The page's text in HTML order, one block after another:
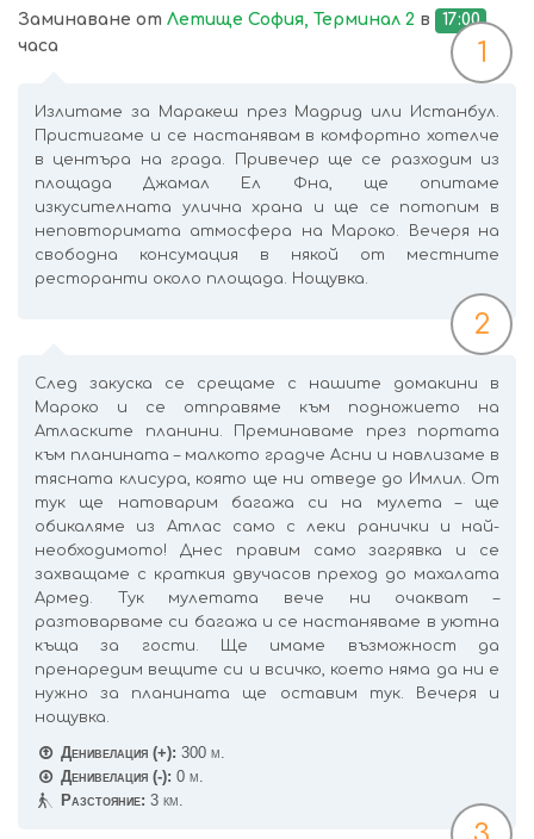
Заминаване от Летище София, Терминал 2 в
17:00
часа
1
Излитаме за Маракеш през Мадрид или Истанбул.
Пристигаме и се настанявам в комфортно хотелче
в центъра на града. Привечер ще се разходим из
площада Джамал Ел Фна, ще опитаме
изкусителната улична храна и ще се потопим в
неповторимата атмосфера на Мароко. Вечеря на
свободна консумация в някой от местните
ресторанти около площада. Нощувка.
2
След закуска се срещаме с нашите домакини в
Мароко и се отправяме към подножието на
Атласките планини. Преминаваме през портата
към планината – малкото градче Асни и навлизаме в
тясната клисура, която ще ни отведе до Имлил. От
тук ще натоварим багажа си на мулета – ще
обикаляме из Атлас само с леки ранички и най-
необходимото! Днес правим само загрявка и се
захващаме с краткия двучасов преход до махалата
Армед. Тук мулетата вече ни очакват –
разтоварваме си багажа и се настаняваме в уютна
къща за гости. Ще имаме възможност да
пренаредим вещите си и всичко, което няма да ни е
нужно за планината ще оставим тук. Вечеря и
нощувка.
Денивелация (+): 300 м.
Денивелация (-): 0 м.
Разстояние: 3 км.